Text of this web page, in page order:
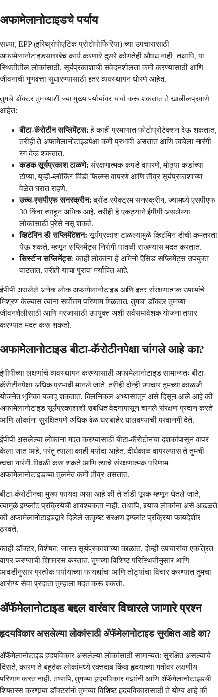
अफामेलानोटाइडचे पर्याय
सध्या, EPP (इरिथ्रोपोएटिक प्रोटोपोर्फिरिया) च्या उपचारासाठी
अफामेलानोटाइडसारखेच कार्य करणारे दुसरे कोणतेही औषध नाही. तथापि, या
स्थितीतील लोकांसाठी, सूर्यप्रकाशाची संवेदनशीलता कमी करण्यासाठी आणि
जीवनाची गुणवत्ता सुधारण्यासाठी इतर व्यवस्थापन धोरणे आहेत.
तुमचे डॉक्टर तुमच्याशी ज्या मुख्य पर्यायांवर चर्चा करू शकतात ते खालीलप्रमाणे
आहेत:
बीटा-कॅरोटीन सप्लिमेंट्स: हे काही प्रमाणात फोटोप्रोटेक्शन देऊ शकतात,
तरीही ते अफामेलानोटाइडपेक्षा कमी प्रभावी असतात आणि त्वचेला नारंगी
रंग देऊ शकतात.
कडक सूर्यप्रकाश टाळणे: संरक्षणात्मक कपडे वापरणे, मोठ्या कडांच्या
टोप्या, यूव्ही-ब्लॉकिंग विंडो फिल्म्स वापरणे आणि तीव्र सूर्यप्रकाशाच्या
वेळेत घरात राहणे.
उच्च-एसपीएफ सनस्क्रीन: ब्रॉड-स्पेक्ट्रम सनस्क्रीन, ज्यामध्ये एसपीएफ
30 किंवा त्याहून अधिक आहे, तरीही हे एकट्याने ईपीपी असलेल्या
लोकांसाठी पुरेसे नसू शकते.
व्हिटॅमिन डी सप्लिमेंटेशन: सूर्यप्रकाश टाळल्यामुळे व्हिटॅमिन डीची कमतरता
येऊ शकते, म्हणून सप्लिमेंट्स निरोगी पातळी राखण्यास मदत करतात.
सिस्टीन सप्लिमेंट्स: काही लोकांना हे अमिनो ऍसिड सप्लिमेंट्स उपयुक्त
वाटतात, तरीही याचा पुरावा मर्यादित आहे.
ईपीपी असलेले अनेक लोक अफामेलानोटाइड आणि इतर संरक्षणात्मक उपायांचे
मिश्रण केल्यास त्यांना सर्वोत्तम परिणाम मिळतात. तुमचा डॉक्टर तुमच्या
जीवनशैलीसाठी आणि गरजांसाठी उपयुक्त अशी सर्वसमावेशक योजना तयार
करण्यात मदत करू शकतो.
अफामेलानोटाइड बीटा-कॅरोटीनपेक्षा चांगले आहे का?
ईपीपीच्या लक्षणांचे व्यवस्थापन करण्यासाठी अफामेलानोटाइड सामान्यतः बीटा-
कॅरोटीनपेक्षा अधिक प्रभावी मानले जाते, तरीही दोन्ही उपचार तुमच्या काळजी
योजनेत भूमिका बजावू शकतात. क्लिनिकल अभ्यासातून असे दिसून आले आहे की
अफामेलानोटाइड सूर्यप्रकाशाशी संबंधित वेदनांपासून चांगले संरक्षण प्रदान करते
आणि लोकांना सुरक्षितपणे अधिक वेळ घराबाहेर घालवण्याची परवानगी देते.
ईपीपी असलेल्या लोकांना मदत करण्यासाठी बीटा-कॅरोटीनचा दशकांपासून वापर
केला जात आहे, परंतु त्याला काही मर्यादा आहेत. दीर्घकाळ वापरल्यास ते तुमची
त्वचा नारंगी-पिवळी करू शकते आणि त्याचे संरक्षणात्मक परिणाम
अफामेलानोटाइडच्या तुलनेत कमी तीव्र असतात.
बीटा-कॅरोटीनचा मुख्य फायदा असा आहे की ते तोंडी पूरक म्हणून घेतले जाते,
त्यामुळे इम्प्लांट प्रक्रियेची आवश्यकता नाही. तथापि, बर्‍याच लोकांना असे आढळते
की अफामेलानोटाइडद्वारे दिलेले उत्कृष्ट संरक्षण इम्प्लांट प्रक्रिया फायदेशीर
ठरवते.
काही डॉक्टर, विशेषत: जास्त सूर्यप्रकाशाच्या काळात, दोन्ही उपचारांचा एकत्रित
वापर करण्याची शिफारस करतात. तुमच्या विशिष्ट परिस्थितीनुसार आणि
आवडीनुसार प्रत्येक पर्यायाच्या फायद्यांचा आणि तोट्यांचा विचार करण्यात तुमचा
आरोग्य सेवा प्रदाता तुम्हाला मदत करू शकतो.
ॲफॅमेलानोटाइड बद्दल वारंवार विचारले जाणारे प्रश्न
हृदयविकार असलेल्या लोकांसाठी ॲफॅमेलानोटाइड सुरक्षित आहे का?
ॲफॅमेलानोटाइड हृदयविकार असलेल्या लोकांसाठी सामान्यतः सुरक्षित असल्याचे
दिसते, कारण ते बहुतेक लोकांमध्ये रक्तदाब किंवा हृदयाच्या गतीवर लक्षणीय
परिणाम करत नाही. तथापि, तुमच्या हृदयविकार तज्ञांनी आणि ॲफॅमेलानोटाइडची
शिफारस करणार्‍या डॉक्टरांनी तुमच्या विशिष्ट हृदयविकारासाठी ते योग्य आहे की